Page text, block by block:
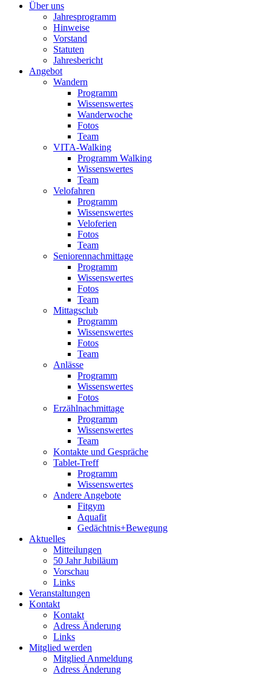
Über uns
Jahresprogramm
Hinweise
Vorstand
Statuten
Jahresbericht
Angebot
Wandern
Programm
Wissenswertes
Wanderwoche
Fotos
Team
VITA-Walking
Programm Walking
Wissenswertes
Team
Velofahren
Programm
Wissenswertes
Veloferien
Fotos
Team
Seniorennachmittage
Programm
Wissenswertes
Fotos
Team
Mittagsclub
Programm
Wissenswertes
Fotos
Team
Anlässe
Programm
Wissenswertes
Fotos
Erzählnachmittage
Programm
Wissenswertes
Team
Kontakte und Gespräche
Tablet-Treff
Programm
Wissenswertes
Andere Angebote
Fitgym
Aquafit
Gedächtnis+Bewegung
Aktuelles
Mitteilungen
50 Jahr Jubiläum
Vorschau
Links
Veranstaltungen
Kontakt
Kontakt
Adress Änderung
Links
Mitglied werden
Mitglied Anmeldung
Adress Änderung